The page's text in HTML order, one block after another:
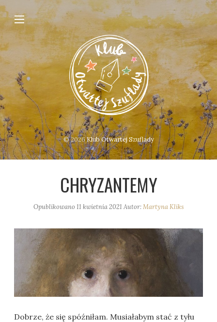
© 2026Klub Otwartej Szuflady
CHRYZANTEMY
Opublikowano 11 kwietnia 2021 Autor:Martyna Kliks
Dobrze, że się spóźniłam. Musiałabym stać z tyłu